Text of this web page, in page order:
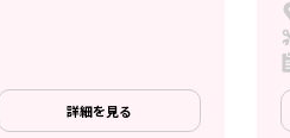
詳細を見る